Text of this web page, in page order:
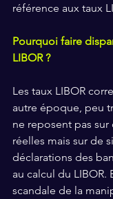
référence aux taux
Pourquoi faire
LIBOR ?
Les taux LIBOR
autre époque, peu
ne reposent pas sur
réelles mais sur de
déclarations des
au calcul du LIBOR.
scandale de la